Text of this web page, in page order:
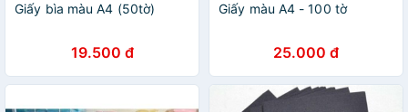
Giấy bìa màu A4 (50tờ)
19.500 đ
Giấy màu A4 - 100 tờ
25.000 đ